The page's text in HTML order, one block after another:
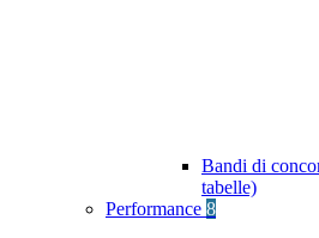
Bandi di
tabelle)
Performance 8